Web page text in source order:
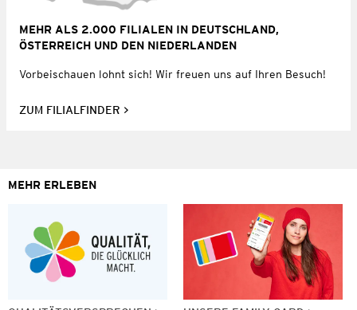
MEHR ALS 2.000 FILIALEN IN DEUTSCHLAND,
ÖSTERREICH UND DEN NIEDERLANDEN
Vorbeischauen lohnt sich! Wir freuen uns auf Ihren Besuch!
ZUM FILIALFINDER
MEHR ERLEBEN